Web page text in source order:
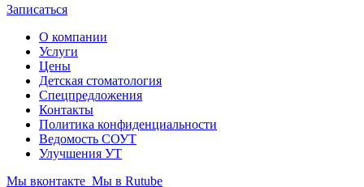
Записаться
О компании
Услуги
Цены
Детская стоматология
Спецпредложения
Контакты
Политика конфиденциальности
Ведомость СОУТ
Улучшения УТ
Мы вконтакте Мы в Rutube